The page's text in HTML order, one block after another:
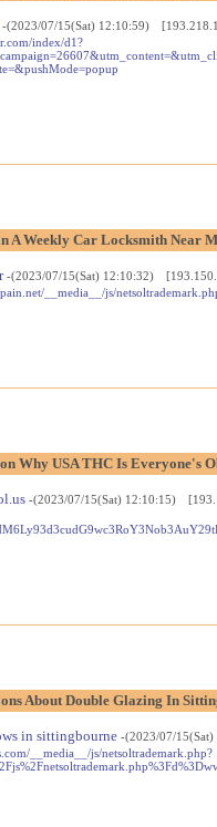
-(2023/07/15(Sat) 12:10:59)
index/d1?
A Weekly Car Locksmith Near
-(2023/07/15(Sat) 12:10:32)
__media__/js/
Why USA THC Is Everyone's
-(2023/07/15(Sat) 12:10:15)
About Double Glazing In
in sittingbourne -(2023/07/
__media__/js/netsoltrademark.php?